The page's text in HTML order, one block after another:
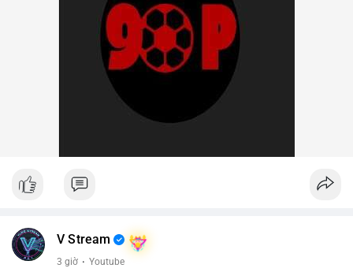
V Stream
3 giờ · Youtube